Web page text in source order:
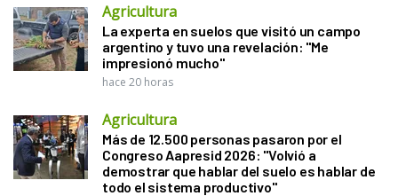
Agricultura
La experta en suelos que visitó un campo
argentino y tuvo una revelación: "Me
impresionó mucho"
hace 20 horas
Agricultura
Más de 12.500 personas pasaron por el
Congreso Aapresid 2026: "Volvió a
demostrar que hablar del suelo es hablar de
todo el sistema productivo"